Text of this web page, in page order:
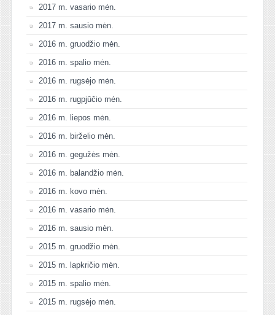
2017 m. vasario mėn.
2017 m. sausio mėn.
2016 m. gruodžio mėn.
2016 m. spalio mėn.
2016 m. rugsėjo mėn.
2016 m. rugpjūčio mėn.
2016 m. liepos mėn.
2016 m. birželio mėn.
2016 m. gegužės mėn.
2016 m. balandžio mėn.
2016 m. kovo mėn.
2016 m. vasario mėn.
2016 m. sausio mėn.
2015 m. gruodžio mėn.
2015 m. lapkričio mėn.
2015 m. spalio mėn.
2015 m. rugsėjo mėn.